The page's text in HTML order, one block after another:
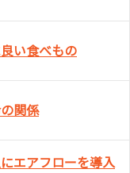
い食べもの
関係
エアフローを導入